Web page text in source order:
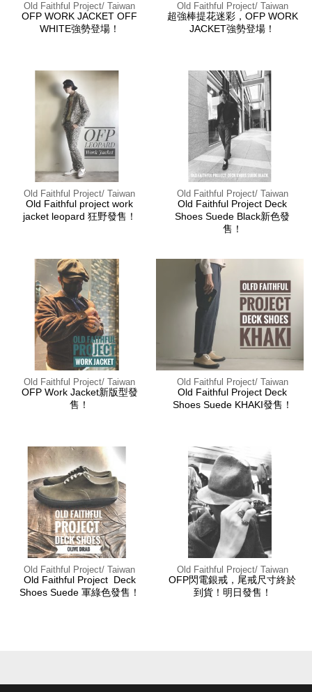
Old Faithful Project/ Taiwan
OFP WORK JACKET OFF
WHITE強勢登場！
Old Faithful Project/ Taiwan
超強棒提花迷彩，OFP WORK
JACKET強勢登場！
Old Faithful Project/ Taiwan
Old Faithful project work
jacket leopard 狂野發售！
Old Faithful Project/ Taiwan
Old Faithful Project Deck
Shoes Suede Black新色發
售！
Old Faithful Project/ Taiwan
OFP Work Jacket新版型發
售！
Old Faithful Project/ Taiwan
Old Faithful Project Deck
Shoes Suede KHAKI發售！
Old Faithful Project/ Taiwan
Old Faithful Project Deck
Shoes Suede 軍綠色發售！
Old Faithful Project/ Taiwan
OFP閃電銀戒，尾戒尺寸終於
到貨！明日發售！